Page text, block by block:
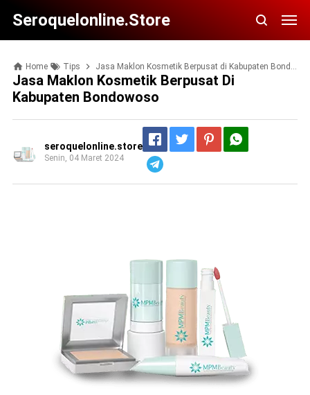
Seroquelonline.store
Home Tips Jasa Maklon Kosmetik Berpusat di Kabupaten Bondowoso
Jasa Maklon Kosmetik Berpusat Di
Kabupaten Bondowoso
seroquelonline.store
Senin, 04 Maret 2024